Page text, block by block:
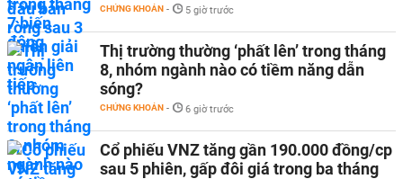
CHỨNG KHOÁN - 5 giờ trước
Thị trường thường ‘phất lên’ trong tháng
8, nhóm ngành nào có tiềm năng dẫn
sóng?
CHỨNG KHOÁN - 6 giờ trước
Cổ phiếu VNZ tăng gần 190.000 đồng/cp
sau 5 phiên, gấp đôi giá trong ba tháng